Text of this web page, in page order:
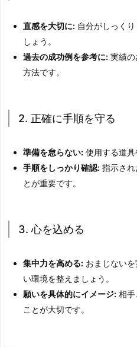
直感を大切に: 自分がしっく
しょう。
過去の成功例を参考に: 実績
方法です。
2. 正確に手順を守る
準備を怠らない: 使用する道具
手順をしっかり確認: 指示され
とが重要です。
3. 心を込める
集中力を高める: おまじない
い環境を整えましょう。
願いを具体的にイメージ: 相手
ことが大切です。